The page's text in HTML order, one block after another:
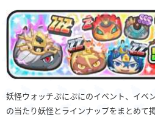
妖怪ウォッチぷにぷにのイベント、イベ
の当たり妖怪とラインナップをまとめて